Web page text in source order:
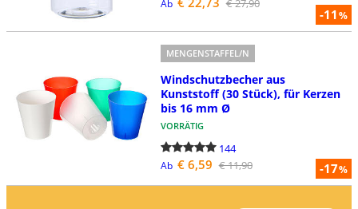
-11%
Ab € 27,90
-17%
MENGENSTAFFEL/N
Windschutzbecher aus
Kunststoff (30 Stück), für Kerzen
bis 16 mm Ø
VORRÄTIG
144
Ab € 6,59 € 11,90